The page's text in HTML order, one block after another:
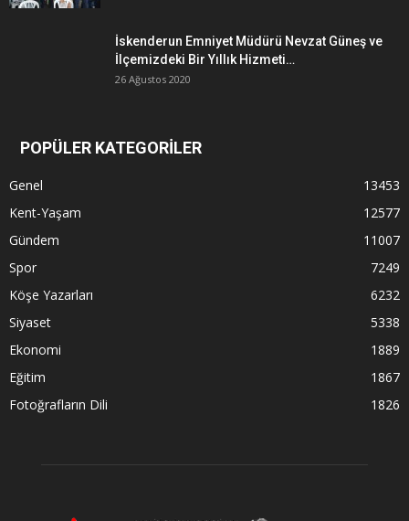
İskenderun Emniyet Müdürü Nevzat Güneş ve
İlçemizdeki Bir Yıllık Hizmeti…
26 Ağustos 2020
POPÜLER KATEGORİLER
Genel
13453
Kent-Yaşam
12577
Gündem
11007
Spor
7249
Köşe Yazarları
6232
Siyaset
5338
Ekonomi
1889
Eğitim
1867
Fotoğrafların Dili
1826